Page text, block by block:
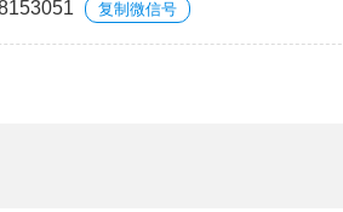
复制微信号